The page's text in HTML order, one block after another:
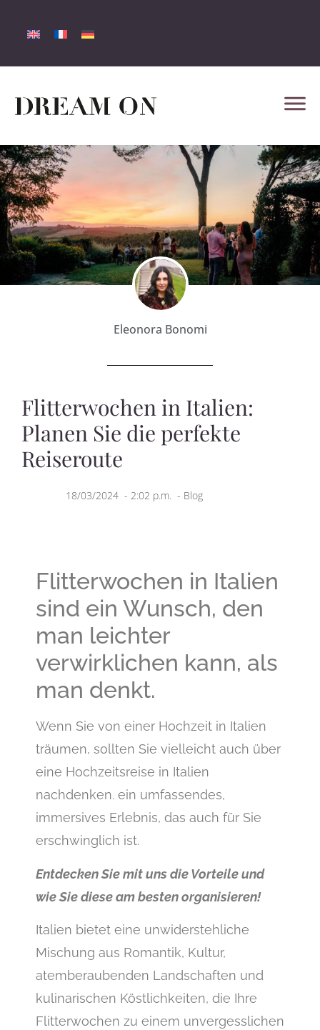
Eleonora Bonomi
Flitterwochen in Italien:
Planen Sie die perfekte
Reiseroute
18/03/2024 - 2:02 p.m. - Blog
Flitterwochen in Italien
sind ein Wunsch, den
man leichter
verwirklichen kann, als
man denkt.
Wenn Sie von einer Hochzeit in Italien
träumen, sollten Sie vielleicht auch über
eine Hochzeitsreise in Italien
nachdenken. ein umfassendes,
immersives Erlebnis, das auch für Sie
erschwinglich ist.
Entdecken Sie mit uns die Vorteile und
wie Sie diese am besten organisieren!
Italien bietet eine unwiderstehliche
Mischung aus Romantik, Kultur,
atemberaubenden Landschaften und
kulinarischen Köstlichkeiten, die Ihre
Flitterwochen zu einem unvergesslichen